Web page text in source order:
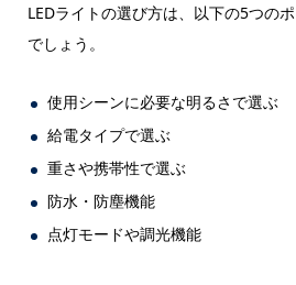
LEDライトの選び方は、以下の5つの
でしょう。
使用シーンに必要な明るさで選ぶ
給電タイプで選ぶ
重さや携帯性で選ぶ
防水・防塵機能
点灯モードや調光機能